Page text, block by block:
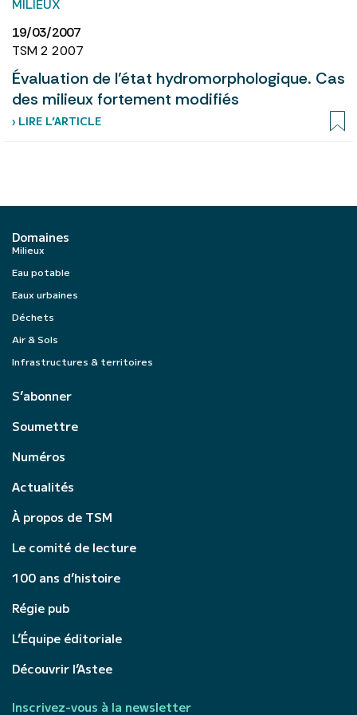
MILIEUX
19/03/2007
TSM 2 2007
Évaluation de l’état hydromorphologique. Cas
des milieux fortement modifiés
› LIRE L’ARTICLE
Domaines
Milieux
Eau potable
Eaux urbaines
Déchets
Air & Sols
Infrastructures & territoires
S’abonner
Soumettre
Numéros
Actualités
À propos de TSM
Le comité de lecture
100 ans d’histoire
Régie pub
L’Équipe éditoriale
Découvrir l’Astee
Inscrivez-vous à la newsletter